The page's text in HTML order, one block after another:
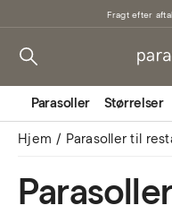
Fragt efter
Parasoller Størrelser
Hjem Parasoller til